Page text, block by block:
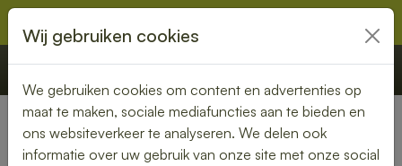
€ 0,00 Offerte Bestellen
Nederland» Zwiggelte
Wij gebruiken cookies
We gebruiken cookies om content en advertenties op
maat te maken, sociale mediafuncties aan te bieden en
ons websiteverkeer te analyseren. We delen ook
informatie over uw gebruik van onze site met onze social